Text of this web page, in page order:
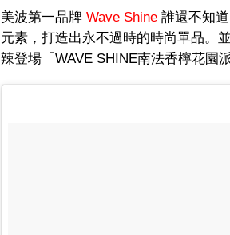
美波第一品牌 Wave Shine 誰還不知
元素，打造出永不過時的時尚單品。
辣登場「WAVE SHINE南法香檸花園派